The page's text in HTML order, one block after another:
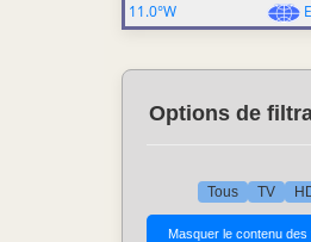
11.0°W
Options de
Tous TV